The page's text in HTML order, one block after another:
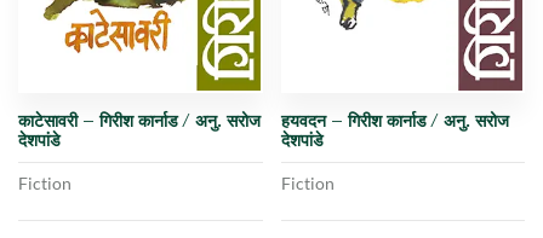
काटेसावरी – गिरीश कार्नाड / अनु. सरोज
देशपांडे
Fiction
हयवदन – गिरीश कार्नाड / अनु. सरोज
देशपांडे
Fiction